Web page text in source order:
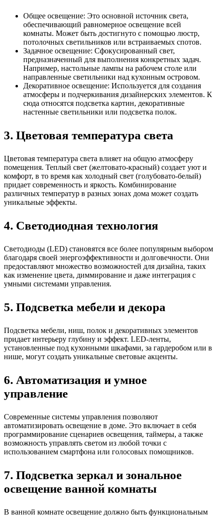
Общее освещение: Это основной источник света,
обеспечивающий равномерное освещение всей
комнаты. Может быть достигнуто с помощью люстр,
потолочных светильников или встраиваемых спотов.
Задачное освещение: Сфокусированный свет,
предназначенный для выполнения конкретных задач.
Например, настольные лампы на рабочем столе или
направленные светильники над кухонным островом.
Декоративное освещение: Используется для создания
атмосферы и подчеркивания дизайнерских элементов. К
сюда относятся подсветка картин, декоративные
настенные светильники или подсветка полок.
3. Цветовая температура света
Цветовая температура света влияет на общую атмосферу
помещения. Теплый свет (желтовато-красный) создает уют и
комфорт, в то время как холодный свет (голубовато-белый)
придает современность и яркость. Комбинирование
различных температур в разных зонах дома может создать
уникальные эффекты.
4. Светодиодная технология
Светодиоды (LED) становятся все более популярным выбором
благодаря своей энергоэффективности и долговечности. Они
предоставляют множество возможностей для дизайна, таких
как изменение цвета, диммирование и даже интеграция с
умными системами управления.
5. Подсветка мебели и декора
Подсветка мебели, ниш, полок и декоративных элементов
придает интерьеру глубину и эффект. LED-ленты,
установленные под кухонными шкафами, за гардеробом или в
нише, могут создать уникальные световые акценты.
6. Автоматизация и умное
управление
Современные системы управления позволяют
автоматизировать освещение в доме. Это включает в себя
программирование сценариев освещения, таймеры, а также
возможность управлять светом из любой точки с
использованием смартфона или голосовых помощников.
7. Подсветка зеркал и зональное
освещение ванной комнаты
В ванной комнате освещение должно быть функциональным